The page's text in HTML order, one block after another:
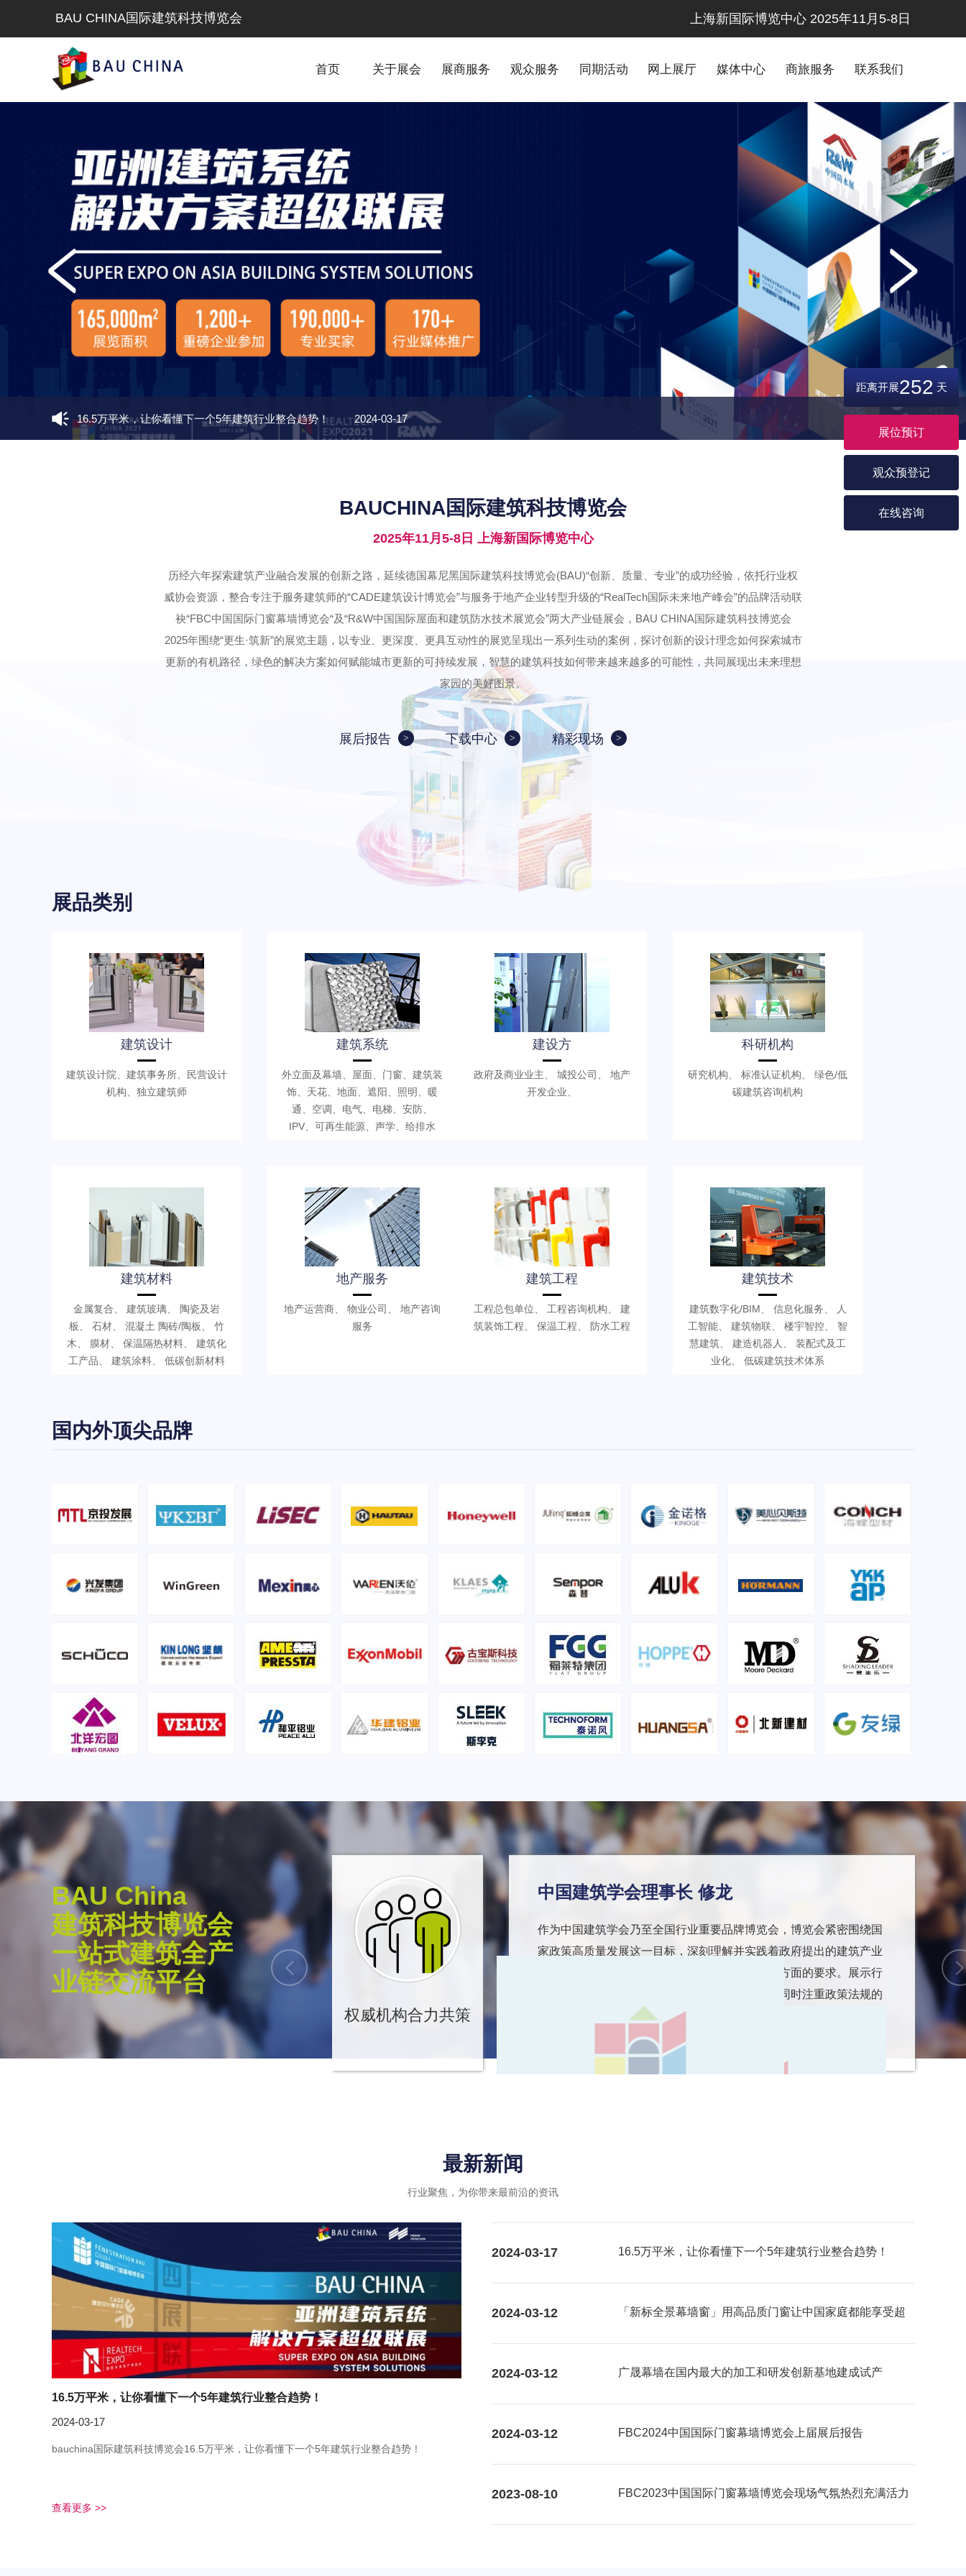
BAU CHINA国际建筑科技博览会 上海新国际博览中心 2025年11月5-8日
首页 关于展会 展商服务 观众服务 同期活动 网上展厅 媒体中心 商旅服务 联系我们
距离开展252 天
展位预订
观众预登记
在线咨询
16.5万平米，让你看懂下一个5年建筑行业整合趋势！ 2024-03-17
2024-03-12
FBC2023中国国际门窗幕墙博览会现场气氛热烈充满活力 2023-08-10
BAUCHINA国际建筑科技博览会
2025年11月5-8日 上海新国际博览中心
历经六年探索建筑产业融合发展的创新之路，延续德国幕尼黑国际建筑科技博览会(BAU)“创新、质量、专业”的成功经验，依托行业权
威协会资源，整合专注于服务建筑师的“CADE建筑设计博览会”与服务于地产企业转型升级的“RealTech国际未来地产峰会”的品牌活动联
袂“FBC中国国际门窗幕墙博览会“及“R&W中国国际屋面和建筑防水技术展览会”两大产业链展会，BAU CHINA国际建筑科技博览会
2025年围绕“更生·筑新”的展览主题，以专业、更深度、更具互动性的展览呈现出一系列生动的案例，探讨创新的设计理念如何探索城市
更新的有机路径，绿色的解决方案如何赋能城市更新的可持续发展，智慧的建筑科技如何带来越来越多的可能性，共同展现出未来理想
家园的美好图景。
展后报告 下载中心 精彩现场
展品类别
建筑设计
建筑设计院、建筑事务所、民营设计
机构、独立建筑师
建筑系统
外立面及幕墙、屋面、门窗、建筑装
饰、天花、地面、遮阳、照明、暖
通、空调、电气、电梯、安防、
IPV、可再生能源、声学、给排水
建设方
政府及商业业主、 城投公司、 地产
开发企业、
科研机构
研究机构、 标准认证机构、 绿色/低
碳建筑咨询机构
建筑材料
金属复合、 建筑玻璃、 陶瓷及岩
板、 石材、 混凝土 陶砖/陶板、 竹
木、 膜材、 保温隔热材料、 建筑化
工产品、 建筑涂料、 低碳创新材料
地产服务
地产运营商、 物业公司、 地产咨询
服务
建筑工程
工程总包单位、 工程咨询机构、 建
筑装饰工程、 保温工程、 防水工程
建筑技术
建筑数字化/BIM、 信息化服务、 人
工智能、 建筑物联、 楼宇智控、 智
慧建筑、 建造机器人、 装配式及工
业化、 低碳建筑技术体系
国内外顶尖品牌
BAU China
建筑科技博览会
一站式建筑全产
业链交流平台
Dr. Reinhard Pfeiffer
开放合作与学术交流，积极搭建国际交
秀建筑师学者。面向未来的建筑设计必
的思维。为此，我们致力于促进国际间
文化背景下的设计理念碰撞与融汇，共
权威机构合力共策
中国建筑学会理事长 修龙
作为中国建筑学会乃至全国行业重要品牌博览会，博览会紧密围绕国
家政策高质量发展这一目标，深刻理解并实践着政府提出的建筑产业
转型升级、绿色可持续发展以及智能技术应用等方面的要求。展示行
业内优秀企业的绿色创新成果和智能科技应用，同时注重政策法规的
引导和推动作用，进一步推动建筑行业向高质量发展迈进。
最新新闻
行业聚焦，为你带来最前沿的资讯
16.5万平米，让你看懂下一个5年建筑行业整合趋势！
2024-03-17
bauchina国际建筑科技博览会16.5万平米，让你看懂下一个5年建筑行业整合趋势！
查看更多 >>
2024-03-17 16.5万平米，让你看懂下一个5年建筑行业整合趋势！
2024-03-12 「新标全景幕墙窗」用高品质门窗让中国家庭都能享受超
大视野的居家生活体验
2024-03-12 广晟幕墙在国内最大的加工和研发创新基地建成试产
2024-03-12 FBC2024中国国际门窗幕墙博览会上届展后报告
2023-08-10 FBC2023中国国际门窗幕墙博览会现场气氛热烈充满活力